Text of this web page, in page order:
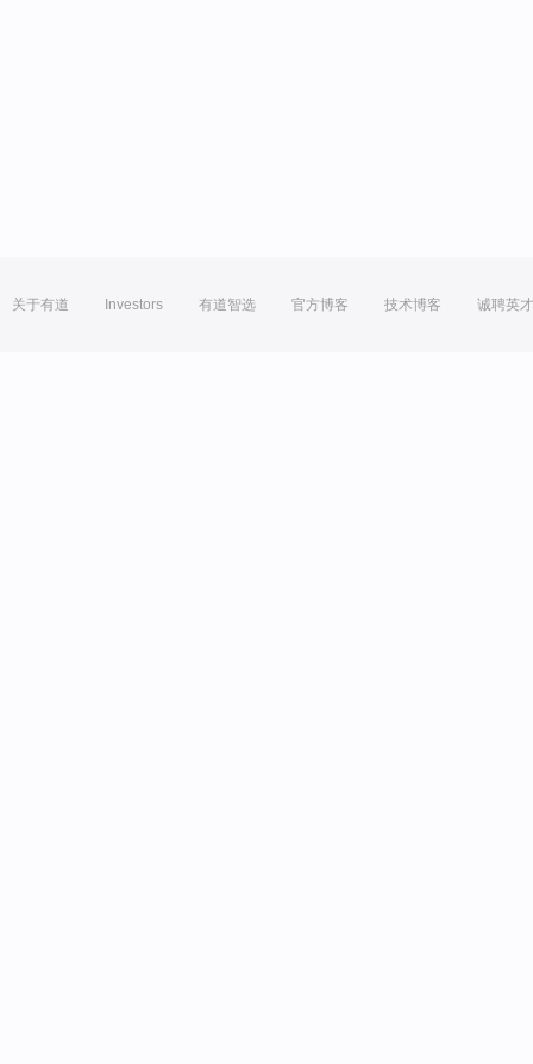
关于有道 Investors 有道智选 官方博客 技术博客 诚聘英才